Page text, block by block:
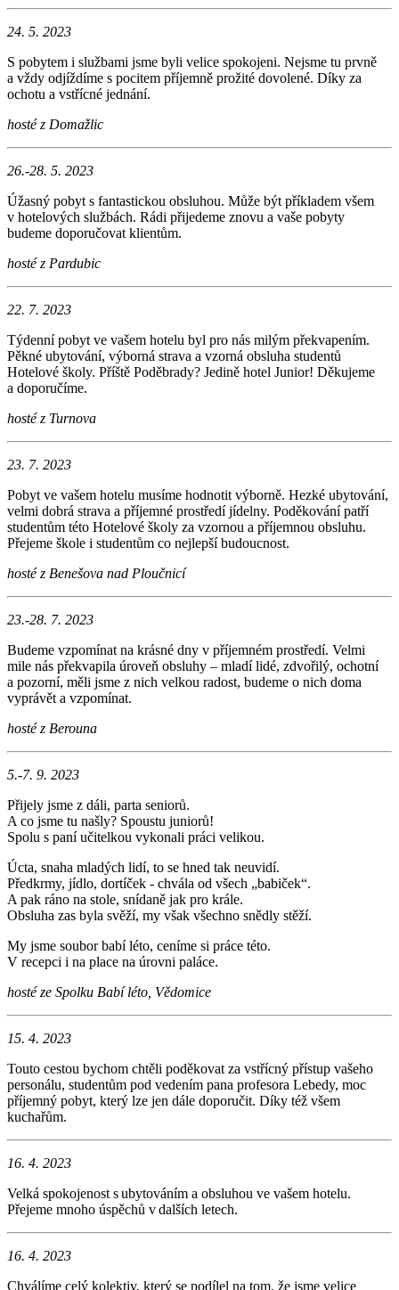
24. 5. 2023
S pobytem i službami jsme byli velice spokojeni. Nejsme tu prvně
a vždy odjíždíme s pocitem příjemně prožité dovolené. Díky za
ochotu a vstřícné jednání.
hosté z Domažlic
26.-28. 5. 2023
Úžasný pobyt s fantastickou obsluhou. Může být příkladem všem
v hotelových službách. Rádi přijedeme znovu a vaše pobyty
budeme doporučovat klientům.
hosté z Pardubic
22. 7. 2023
Týdenní pobyt ve vašem hotelu byl pro nás milým překvapením.
Pěkné ubytování, výborná strava a vzorná obsluha studentů
Hotelové školy. Příště Poděbrady? Jedině hotel Junior! Děkujeme
a doporučíme.
hosté z Turnova
23. 7. 2023
Pobyt ve vašem hotelu musíme hodnotit výborně. Hezké ubytování,
velmi dobrá strava a příjemné prostředí jídelny. Poděkování patří
studentům této Hotelové školy za vzornou a příjemnou obsluhu.
Přejeme škole i studentům co nejlepší budoucnost.
hosté z Benešova nad Ploučnicí
23.-28. 7. 2023
Budeme vzpomínat na krásné dny v příjemném prostředí. Velmi
mile nás překvapila úroveň obsluhy – mladí lidé, zdvořilý, ochotní
a pozorní, měli jsme z nich velkou radost, budeme o nich doma
vyprávět a vzpomínat.
hosté z Berouna
5.-7. 9. 2023
Přijely jsme z dáli, parta seniorů.
A co jsme tu našly? Spoustu juniorů!
Spolu s paní učitelkou vykonali práci velikou.
Úcta, snaha mladých lidí, to se hned tak neuvidí.
Předkrmy, jídlo, dortíček - chvála od všech „babiček“.
A pak ráno na stole, snídaně jak pro krále.
Obsluha zas byla svěží, my však všechno snědly stěží.
My jsme soubor babí léto, ceníme si práce této.
V recepci i na place na úrovni paláce.
hosté ze Spolku Babí léto, Vědomice
15. 4. 2023
Touto cestou bychom chtěli poděkovat za vstřícný přístup vašeho
personálu, studentům pod vedením pana profesora Lebedy, moc
příjemný pobyt, který lze jen dále doporučit. Díky též všem
kuchařům.
16. 4. 2023
Velká spokojenost s ubytováním a obsluhou ve vašem hotelu.
Přejeme mnoho úspěchů v dalších letech.
16. 4. 2023
Chválíme celý kolektiv, který se podílel na tom, že jsme velice